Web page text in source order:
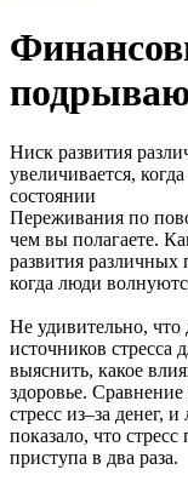
Hиск развития
увеличивается,
состоянии
Переживания по
чем вы полагаете.
развития различных
когда люди
Не удивительно,
источников
выяснить, какое
здоровье.
стресс из–за денег,
показало, что
приступа в два раза.